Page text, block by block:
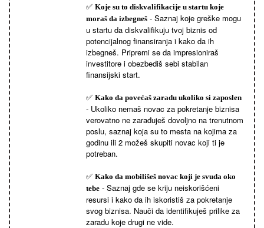
✅ Koje su to diskvalifikacije u startu koje
moraš da izbegneš - Saznaj koje greške mogu
u startu da diskvalifikuju tvoj biznis od
potencijalnog finansiranja i kako da ih
izbegneš. Pripremi se da impresioniraš
investitore i obezbediš sebi stabilan
finansijski start.
✅ Kako da povećaš zaradu ukoliko si zaposlen
- Ukoliko nemaš novac za pokretanje biznisa
verovatno ne zarađuješ dovoljno na trenutnom
poslu, saznaj koja su to mesta na kojima za
godinu ili 2 možeš skupiti novac koji ti je
potreban.
✅ Kako da mobilišeš novac koji je svuda oko
tebe - Saznaj gde se kriju neiskorišćeni
resursi i kako da ih iskoristiš za pokretanje
svog biznisa. Nauči da identifikuješ prilike za
zaradu koje drugi ne vide.